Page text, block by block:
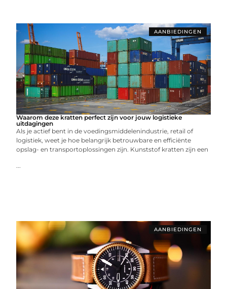
AANBIEDINGEN
Waarom deze kratten perfect zijn voor jouw logistieke
uitdagingen
Als je actief bent in de voedingsmiddelenindustrie, retail of
logistiek, weet je hoe belangrijk betrouwbare en efficiënte
opslag- en transportoplossingen zijn. Kunststof kratten zijn een
...
AANBIEDINGEN